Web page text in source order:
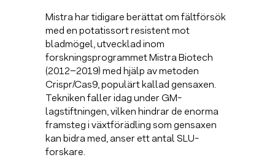
Mistra har tidigare berättat om fältförsök
med en potatissort resistent mot
bladmögel, utvecklad inom
forskningsprogrammet Mistra Biotech
(2012–2019) med hjälp av metoden
Crispr/Cas9, populärt kallad gensaxen.
Tekniken faller idag under GM-
lagstiftningen, vilken hindrar de enorma
framsteg i växtförädling som gensaxen
kan bidra med, anser ett antal SLU-
forskare.